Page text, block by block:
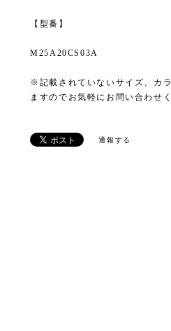
【型番】
M25A20CS03A
※記載されていないサイズ、カ
ますのでお気軽にお問い合わせ
通報する